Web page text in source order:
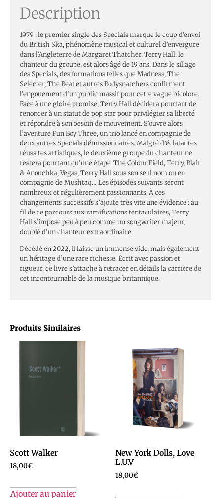
Produits Similaires
Scott Walker
18,00€
Ajouter au panier
New York Dolls, Love
L.U.V
18,00€
Description
1979 : le premier single des Specials marque le coup d’envoi
du British Ska, phénomène musical et culturel d’envergure
dans l’Angleterre de Margaret Thatcher. Terry Hall, le
chanteur du groupe, est alors âgé de 19 ans. Dans le sillage
des Specials, des formations telles que Madness, The
Selecter, The Beat et autres Bodysnatchers confirment
l’engouement d’un public massif pour cette vague bicolore.
Face à une gloire promise, Terry Hall décidera pourtant de
renoncer à un statut de pop star pour privilégier sa liberté
et répondre à son besoin de mouvement. S’ouvre alors
l’aventure Fun Boy Three, un trio lancé en compagnie de
deux autres Specials démissionnaires. Malgré d’éclatantes
réussites artistiques, le deuxième groupe du chanteur ne
restera pourtant qu’une étape. The Colour Field, Terry, Blair
& Anouchka, Vegas, Terry Hall sous son seul nom ou en
compagnie de Mushtaq… Les épisodes suivants seront
nombreux et régulièrement passionnants. À ces
changements successifs s’ajoute très vite une évidence : au
fil de ce parcours aux ramifications tentaculaires, Terry
Hall s’impose peu à peu comme un songwriter majeur,
doublé d’un chanteur extraordinaire.
Décédé en 2022, il laisse un immense vide, mais également
un héritage d’une rare richesse. Écrit avec passion et
rigueur, ce livre s’attache à retracer en détails la carrière de
cet incontournable de la musique britannique.